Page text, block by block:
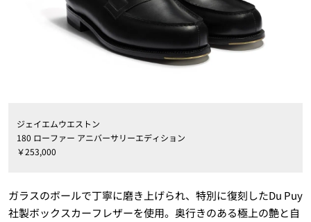
ジェイエムウエストン
180 ローファー アニバーサリーエディション
￥253,000
ガラスのボールで丁寧に磨き上げられ、特別に復刻したDu Puy
社製ボックスカーフレザーを使用。奥行きのある極上の艶と自